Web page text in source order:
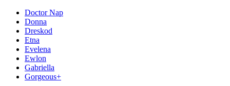
Doctor Nap
Donna
Dreskod
Etna
Evelena
Ewlon
Gabriella
Gorgeous+